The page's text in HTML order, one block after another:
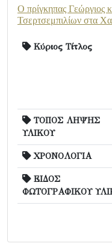
Ο πρίγκηπας Γεώργιος
Τσερτσεμπιλίων στα
Κύριος Τίτλος
ΤΟΠΟΣ ΛΗΨΗΣ
ΥΛΙΚΟΥ
ΧΡΟΝΟΛΟΓΙΑ
ΕΙΔΟΣ
ΦΩΤΟΓΡΑΦΙΚΟΥ